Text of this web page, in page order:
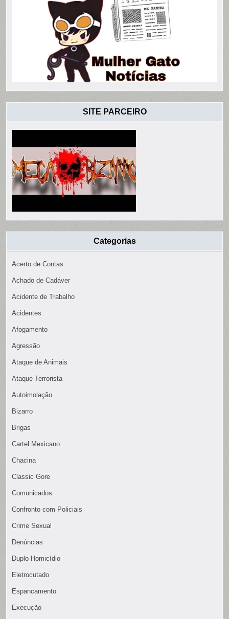
SITE PARCEIRO
Categorias
Acerto de Contas
Achado de Cadáver
Acidente de Trabalho
Acidentes
Afogamento
Agressão
Ataque de Animais
Ataque Terrorista
Autoimolação
Bizarro
Brigas
Cartel Mexicano
Chacina
Classic Gore
Comunicados
Confronto com Policiais
Crime Sexual
Denúncias
Duplo Homicídio
Eletrocutado
Espancamento
Execução